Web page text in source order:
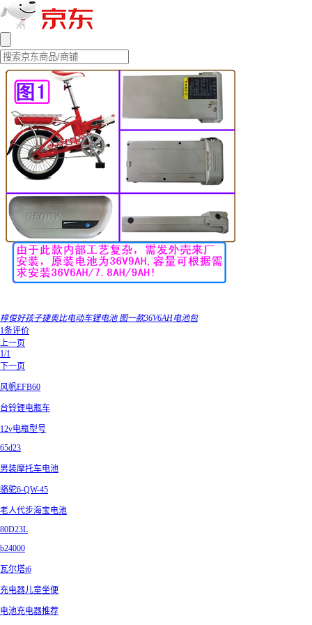
椁俊好孩子捷奥比电动车锂电池 图一款36V6AH电池包
1条评价
上一页
1/1
下一页
风帆EFB60
台铃锂电瓶车
12v电瓶型号
65d23
男装摩托车电池
骆驼6-QW-45
老人代步海宝电池
80D23L
b24000
瓦尔塔t6
充电器儿童坐便
电池充电器推荐